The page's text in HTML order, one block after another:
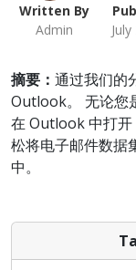
Written By
Admin
摘要： 通过我们的
Outlook。 无论您
在 Outlook 中打开
松将电子邮件数据
中。